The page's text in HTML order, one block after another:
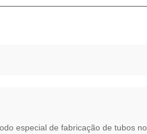
especial de fabricação de tubos